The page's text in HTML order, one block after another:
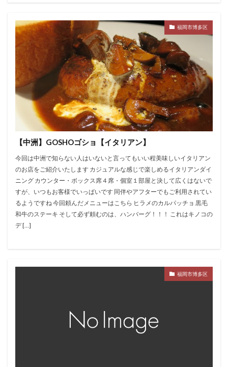
福岡市博多区
【中洲】GOSHOゴショ【イタリアン】
今回は中洲で知らない人はいないと言ってもいい程美味しいイタリアン
のお店をご紹介いたします カジュアルな感じで楽しめるイタリアンダイ
ニング カウンター・ボックス席４席・個室１部屋と決して広くはないで
すが、いつもお客様でいっぱいです 同伴やアフターでもご利用されてい
るようですね 今回頼んだメニューはこちら ヒラメのカルパッチョ 黒毛
和牛のステーキ そして必ず頼むのは、ハンバーグ！！！ これはキノコの
デ […]
福岡市博多区